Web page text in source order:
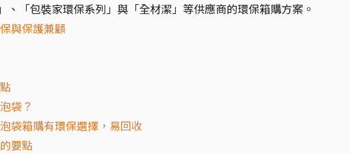
、「包裝家環保系列」與「全材潔」等供應商的環保箱購方案。
與保護兼顧
袋？
袋箱購有環保選擇，易回收
要點